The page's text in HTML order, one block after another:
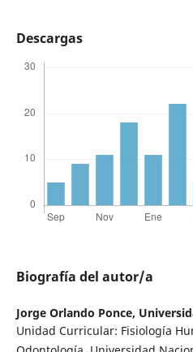
Descargas
Biografía del autor/a
Jorge Orlando Ponce,
Unidad Curricular: Fisiología